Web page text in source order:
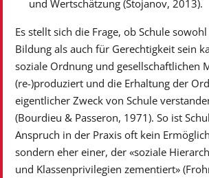
und Wertschätzung (Stojanov, 2013).
Es stellt sich die Frage, ob Schule
Bildung als auch für Gerechtigkeit sein
soziale Ordnung und gesellschaftlichen
(re-)produziert und die Erhaltung der
eigentlicher Zweck von Schule
(Bourdieu & Passeron, 1971). So ist
Anspruch in der Praxis oft kein
sondern eher einer, der «soziale
und Klassenprivilegien zementiert»